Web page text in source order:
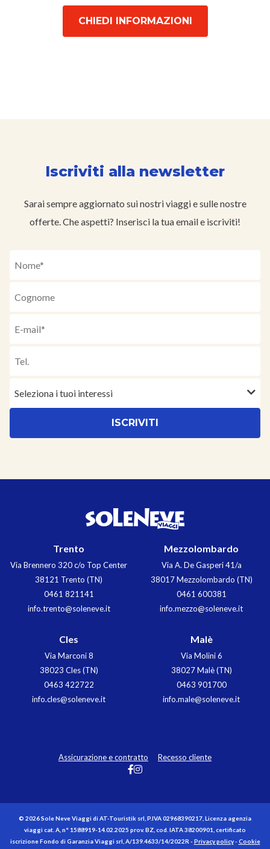
CHIEDI INFORMAZIONI
Iscriviti alla newsletter
Sarai sempre aggiornato sui nostri viaggi e sulle nostre
offerte. Che aspetti? Inserisci la tua email e iscriviti!
Seleziona i tuoi interessi
Trento
Via Brennero 320 c/o Top Center
38121 Trento (TN)
0461 821141
info.trento@soleneve.it
Mezzolombardo
Via A. De Gasperi 41/a
38017 Mezzolombardo (TN)
0461 600381
info.mezzo@soleneve.it
Cles
Via Marconi 8
38023 Cles (TN)
0463 422722
info.cles@soleneve.it
Malè
Via Molini 6
38027 Malè (TN)
0463 901700
info.male@soleneve.it
Assicurazione e contratto Recesso cliente
© 2026 Sole Neve Viaggi di AT-Touristik srl, P.IVA 02968390217, Licenza agenzia
viaggi cat. A, n° 1588919-14.02.2025 prov. BZ, cod. IATA 38200901, certificato
iscrizione Fondo di Garanzia Viaggi srl, A/139.4633/14/2022R - Privacy policy- Cookie